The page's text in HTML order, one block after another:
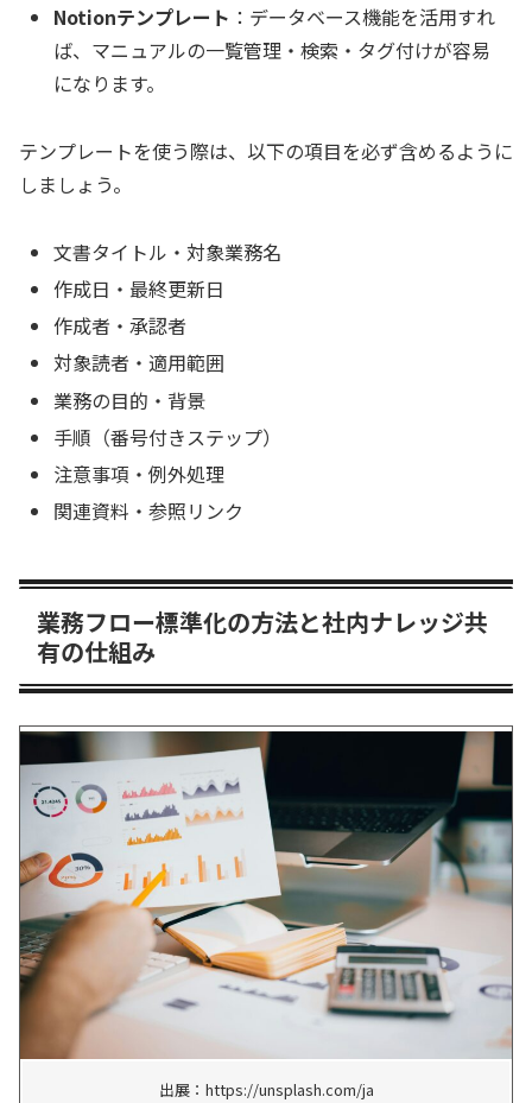
Notionテンプレート ：データベース機能を活用すれ
ば、マニュアルの一覧管理・検索・タグ付けが容易
になります。
テンプレートを使う際は、以下の項目を必ず含めるように
しましょう。
文書タイトル・対象業務名
作成日・最終更新日
作成者・承認者
対象読者・適用範囲
業務の目的・背景
手順（番号付きステップ）
注意事項・例外処理
関連資料・参照リンク
業務フロー標準化の方法と社内ナレッジ共
有の仕組み
出展：https://unsplash.com/ja